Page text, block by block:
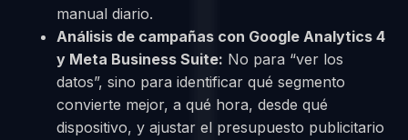
manual diario.
Análisis de campañas con Google Analytics 4
y Meta Business Suite: No para “ver los
datos”, sino para identificar qué segmento
convierte mejor, a qué hora, desde qué
dispositivo, y ajustar el presupuesto publicitario